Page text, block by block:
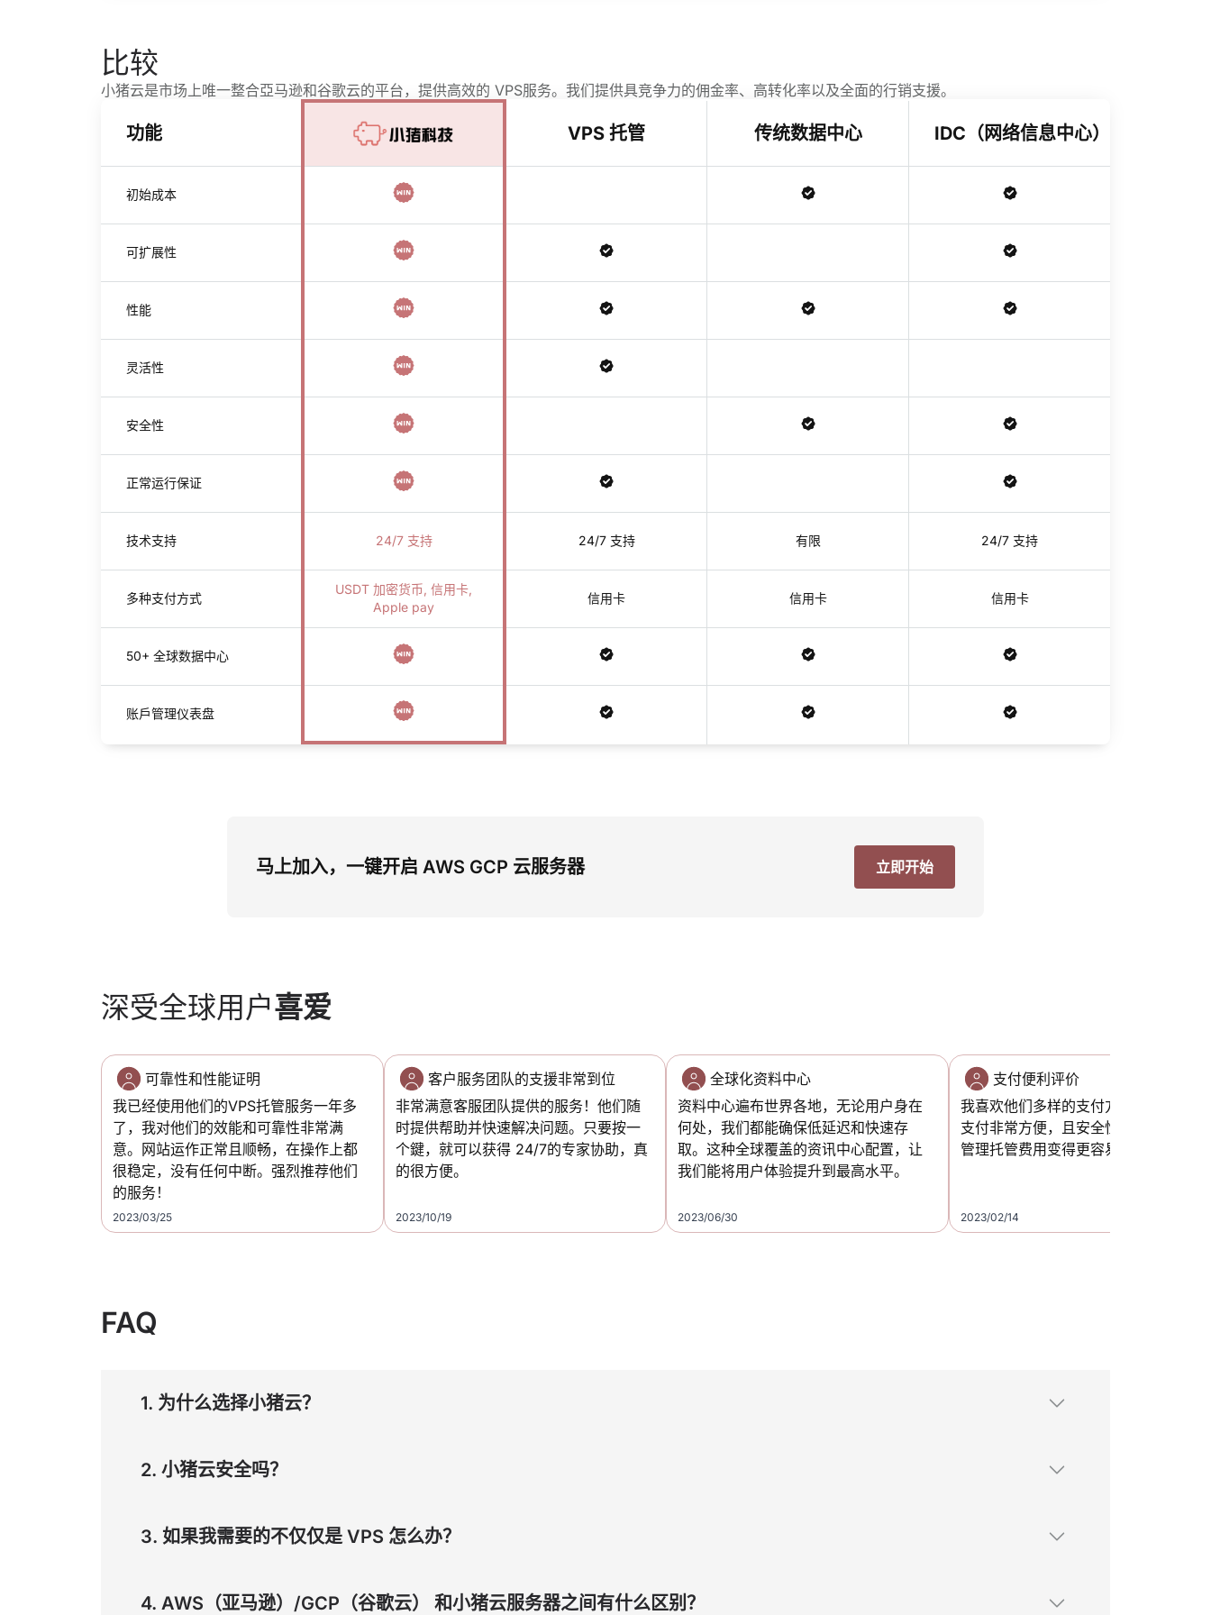
比较
小猪云是市场上唯一整合亞马逊和谷歌云的平台，提供高效的 VPS服务。我们提供具竞争力的佣金率、高转化率以及全面的行销支援。
功能 VPS 托管 传统数据中心 IDC（网络信息中心）
初始成本
可扩展性
性能
灵活性
安全性
正常运行保证
技术支持 24/7 支持 24/7 支持 有限 24/7 支持
多种支付方式
USDT 加密货币, 信用卡,
Apple pay
信用卡 信用卡 信用卡
50+ 全球数据中心
账戶管理仪表盘
马上加入，一键开启 AWS GCP 云服务器 立即开始
深受全球用户喜爱
可靠性和性能证明
我已经使用他们的VPS托管服务一年多
了，我对他们的效能和可靠性非常满
意。网站运作正常且顺畅，在操作上都
很稳定，没有任何中断。强烈推荐他们
的服务！
2023/03/25
客户服务团队的支援非常到位
非常满意客服团队提供的服务！他们随
时提供帮助并快速解决问题。只要按一
个鍵，就可以获得 24/7的专家协助，真
的很方便。
2023/10/19
全球化资料中心
资料中心遍布世界各地，无论用户身在
何处，我们都能确保低延迟和快速存
取。这种全球覆盖的资讯中心配置，让
我们能将用户体验提升到最高水平。
2023/06/30
支付便利评价
我喜欢他们多样的支付方式！能够使用
支付非常方便，且安全性也高。这让我
管理托管费用变得更容易。
2023/02/14
FAQ
1. 为什么选择小猪云？
2. 小猪云安全吗？
3. 如果我需要的不仅仅是 VPS 怎么办？
4. AWS（亚马逊）/GCP（谷歌云） 和小猪云服务器之间有什么区别？